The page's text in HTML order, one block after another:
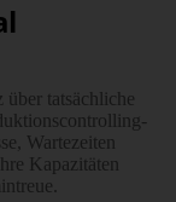
tatsäch­liche
Warte­zeiten
Kapa­zitäten